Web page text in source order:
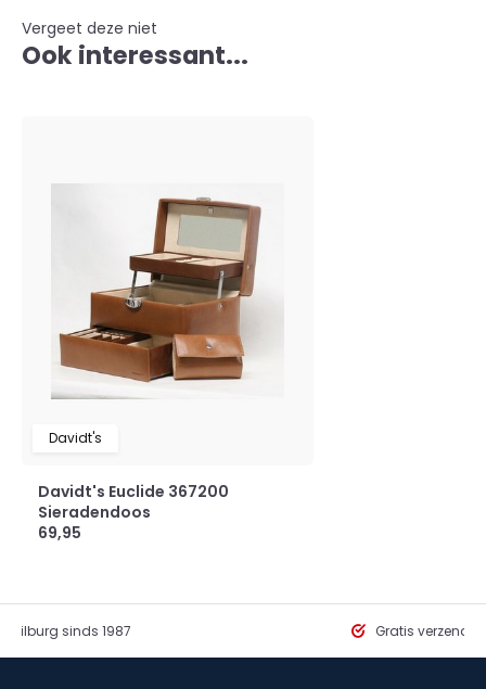
Vergeet deze niet
Ook interessant...
Davidt's
Davidt's Euclide 367200
Sieradendoos
69,95
Tilburg sinds 1987 Gratis